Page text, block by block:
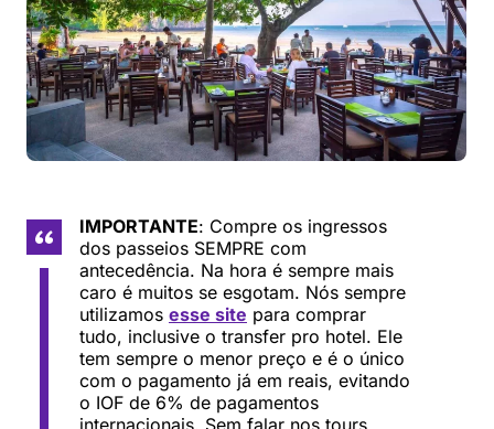
IMPORTANTE: Compre os ingressos
dos passeios SEMPRE com
antecedência. Na hora é sempre mais
caro é muitos se esgotam. Nós sempre
utilizamos esse site para comprar
tudo, inclusive o transfer pro hotel. Ele
tem sempre o menor preço e é o único
com o pagamento já em reais, evitando
o IOF de 6% de pagamentos
internacionais. Sem falar nos tours